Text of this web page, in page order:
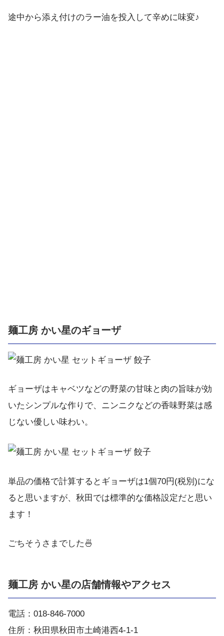
途中から添え付けのラー油を投入して辛めに味変♪
麺工房 かい星のギョーザ
ギョーザはキャベツなどの野菜の甘味と肉の旨味が効
いたシンプルな作りで、ニンニクなどの香味野菜は感
じない優しい味わい。
単品の価格で計算するとギョーザは1個70円(税別)にな
ると思いますが、秋田では標準的な価格設定だと思い
ます！
ごちそうさまでした🍜
麺工房 かい星の店舗情報やアクセス
電話：018-846-7000
住所：秋田県秋田市土崎港西4-1-1